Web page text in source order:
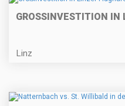
GROSSINVESTITION IN
Linz